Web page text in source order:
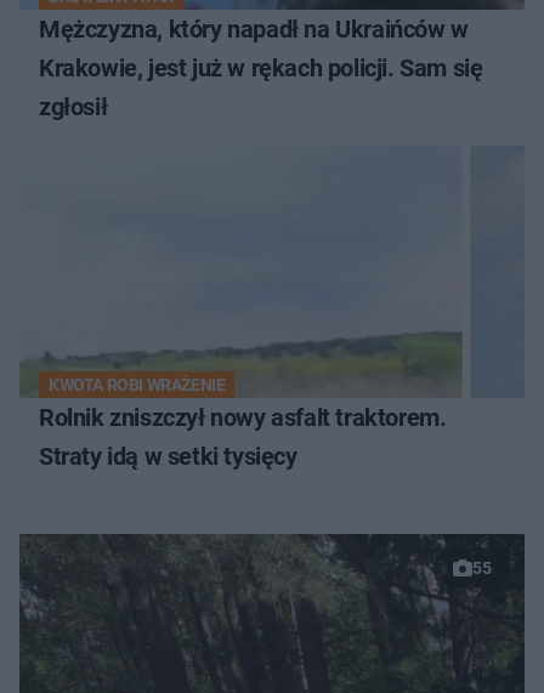
Mężczyzna, który napadł na Ukraińców w
Krakowie, jest już w rękach policji. Sam się
zgłosił
KWOTA ROBI WRAŻENIE
Rolnik zniszczył nowy asfalt traktorem.
Straty idą w setki tysięcy
55